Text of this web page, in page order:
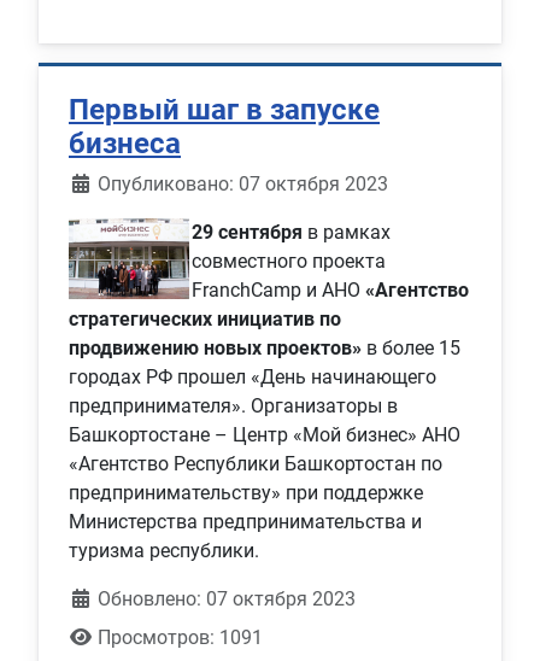
Первый шаг в запуске
бизнеса
Информация о материале
Опубликовано: 07 октября 2023
29 сентября в рамках
совместного проекта
FranchCamp и АНО «Агентство
стратегических инициатив по
продвижению новых проектов» в более 15
городах РФ прошел «День начинающего
предпринимателя». Организаторы в
Башкортостане – Центр «Мой бизнес» АНО
«Агентство Республики Башкортостан по
предпринимательству» при поддержке
Министерства предпринимательства и
туризма республики.
Обновлено: 07 октября 2023
Просмотров: 1091